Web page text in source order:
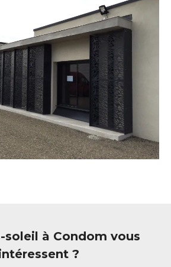
soleil à Condom vous
?